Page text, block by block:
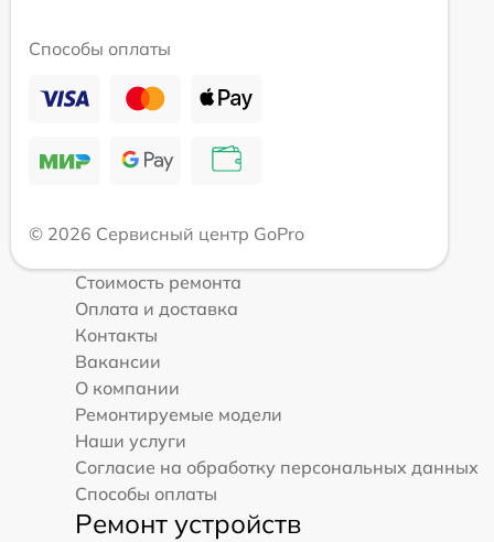
Способы оплаты
© 2026 Сервисный центр GoPro
Стоимость ремонта
Оплата и доставка
Контакты
Вакансии
О компании
Ремонтируемые модели
Наши услуги
Согласие на обработку персональных данных
Способы оплаты
Ремонт устройств